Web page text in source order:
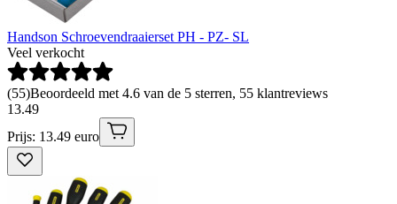
Handson Schroevendraaierset PH - PZ- SL
Veel verkocht
(55)Beoordeeld met 4.6 van de 5 sterren, 55 klantreviews
13.49
Prijs: 13.49 euro